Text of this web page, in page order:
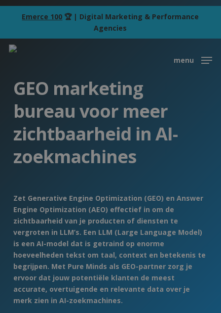
Skip
content
Emerce 100 🏆 | Digital Marketing & Performance
Agencies
menu
GEO marketing
bureau voor meer
zichtbaarheid in AI-
zoekmachines
Zet Generative Engine Optimization (GEO) en Answer
Engine Optimization (AEO) effectief in om de
zichtbaarheid van je producten of diensten te
vergroten in LLM’s. Een LLM (Large Language Model)
is een AI-model dat is getraind op enorme
hoeveelheden tekst om taal, context en betekenis te
begrijpen. Met Pure Minds als GEO-partner zorg je
ervoor dat jouw potentiële klanten de meest
accurate, overtuigende en relevante data over je
merk zien in AI-zoekmachines.